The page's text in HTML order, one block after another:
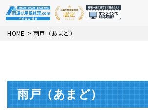
SkipHOME > 雨戸（あまど）
雨戸（あまど）